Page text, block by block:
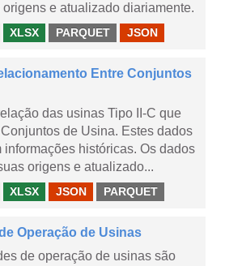
origens e atualizado diariamente.
XLSX PARQUET JSON
Entre Conjuntos
das usinas Tipo II-C que
de Usina. Estes dados
informações históricas. Os dados
origens e atualizado...
XLSX JSON PARQUET
Operação de Usinas
de operação de usinas são